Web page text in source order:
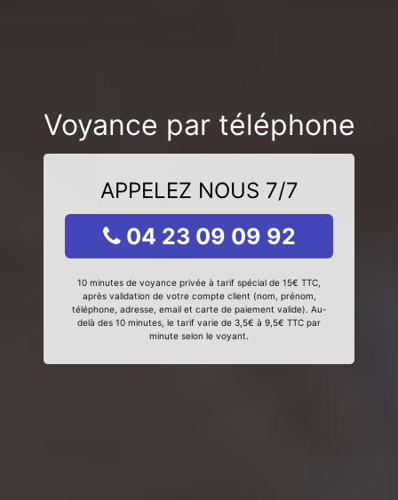
Voyance par téléphone
APPELEZ NOUS 7/7
04 23 09 09 92
10 minutes de voyance privée à tarif spécial de 15€ TTC,
après validation de votre compte client (nom, prénom,
téléphone, adresse, email et carte de paiement valide). Au-
delà des 10 minutes, le tarif varie de 3,5€ à 9,5€ TTC par
minute selon le voyant.